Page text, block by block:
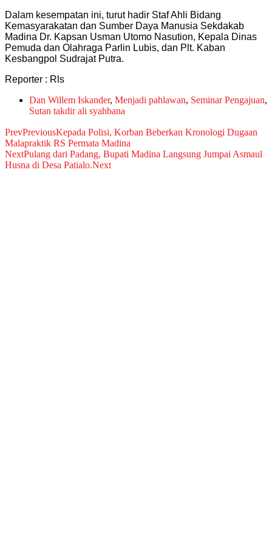
Dalam kesempatan ini, turut hadir Staf Ahli Bidang
Kemasyarakatan dan Sumber Daya Manusia Sekdakab
Madina Dr. Kapsan Usman Utomo Nasution, Kepala Dinas
Pemuda dan Olahraga Parlin Lubis, dan Plt. Kaban
Kesbangpol Sudrajat Putra.
Reporter : Rls
Dan Willem Iskander, Menjadi pahlawan, Seminar Pengajuan,
Sutan takdir ali syahbana
PrevPreviousKepada Polisi, Korban Beberkan Kronologi Dugaan
Malapraktik RS Permata Madina
NextPulang dari Padang, Bupati Madina Langsung Jumpai Asmaul
Husna di Desa Patialo.Next